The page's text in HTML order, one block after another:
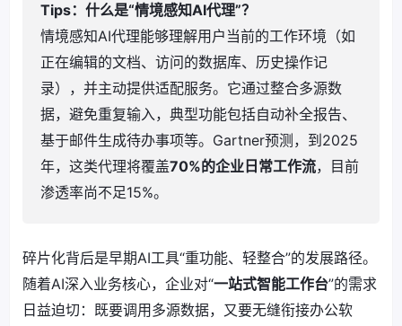
Tips：什么是“情境感知AI代理”？
情境感知AI代理能够理解用户当前的工作环境（如
正在编辑的文档、访问的数据库、历史操作记
录），并主动提供适配服务。它通过整合多源数
据，避免重复输入，典型功能包括自动补全报告、
基于邮件生成待办事项等。Gartner预测，到2025
年，这类代理将覆盖70%的企业日常工作流，目前
渗透率尚不足15%。
碎片化背后是早期AI工具“重功能、轻整合”的发展路径。
随着AI深入业务核心，企业对“一站式智能工作台”的需求
日益迫切：既要调用多源数据，又要无缝衔接办公软